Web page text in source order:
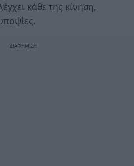
κάθε της κίνηση,